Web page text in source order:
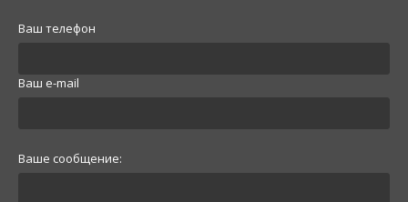
Ваш телефон
Ваш e-mail
Ваше сообщение: